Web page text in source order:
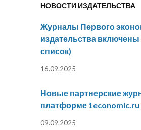
НОВОСТИ ИЗДАТЕЛЬСТВА
Журналы Первого
издательства
список)
16.09.2025
Новые партнерские
платформе 1economic.ru
09.09.2025